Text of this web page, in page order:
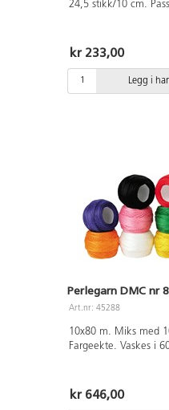
24,5 stikk/10 cm.
kr 233,00
Legg i
Perlegarn DMC nr
Art.nr: 45288
10x80 m. Miks med
Fargeekte. Vaskes i
kr 646,00